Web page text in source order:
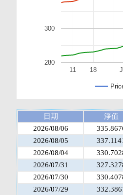
11 18
280
300
日期
淨值
2026/08/06
2026/08/05
2026/08/04
2026/07/31
2026/07/30
2026/07/29